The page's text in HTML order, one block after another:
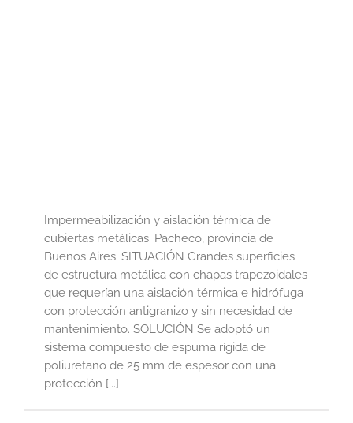
Impermeabilización y aislación térmica de
cubiertas metálicas. Pacheco, provincia de
Buenos Aires. SITUACIÓN Grandes superficies
de estructura metálica con chapas trapezoidales
que requerían una aislación térmica e hidrófuga
con protección antigranizo y sin necesidad de
mantenimiento. SOLUCIÓN Se adoptó un
sistema compuesto de espuma rígida de
poliuretano de 25 mm de espesor con una
protección [...]